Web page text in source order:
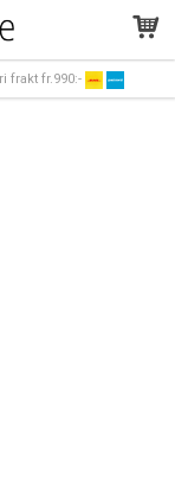
frakt fr.990:-